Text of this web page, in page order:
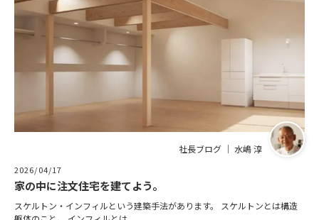
社長ブログ ｜ 水嶋 淳
2026/04/17
家の中に注文住宅を建てよう。
スケルトン・インフィルという建築手法があります。 スケルトンとは構造